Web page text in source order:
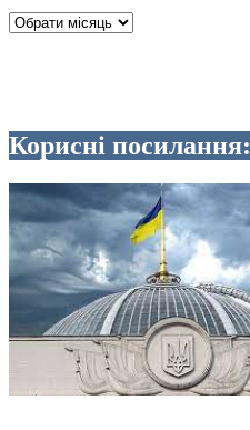
Архіви
Корисні посилання: